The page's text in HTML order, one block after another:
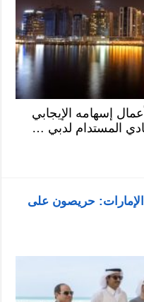
إسهامه الإيجابي
المستدام لدبي …
حريصون على